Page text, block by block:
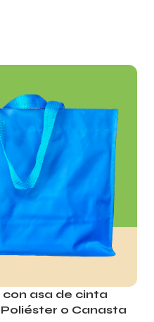
asa de cinta
o Canasta